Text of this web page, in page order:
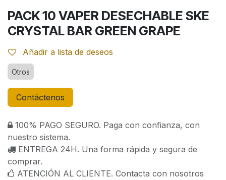
PACK 10 VAPER DESECHABLE SKE
CRYSTAL BAR GREEN GRAPE
Añadir a lista de deseos
Otros
Contáctenos
100% PAGO SEGURO. Paga con confianza, con
nuestro sistema.
ENTREGA 24H. Una forma rápida y segura de
comprar.
ATENCIÓN AL CLIENTE. Contacta con nosotros